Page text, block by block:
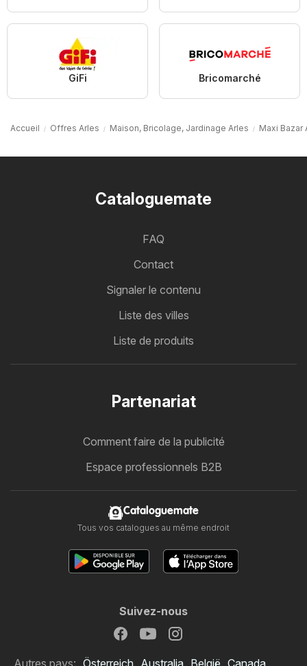
GiFi Bricomarché
Accueil Offres Arles Maison, Bricolage, Jardinage Arles Maxi Bazar
Cataloguemate
FAQ
Contact
Signaler le contenu
Liste des villes
Liste de produits
Partenariat
Comment faire de la publicité
Espace professionnels B2B
Cataloguemate
Tous vos catalogues au même endroit
Suivez-nous